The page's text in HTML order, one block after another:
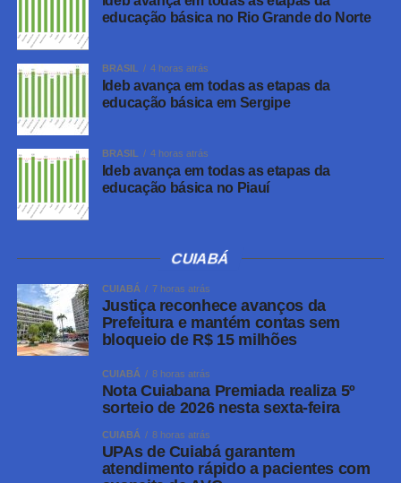
VEJA ESSA RECEITA: Carne seca na morangaFonte:Meu
Sabor
Facebook
Twitter
LinkedIn
Aprenda a como fazer mufins de
abobrinha assado, fica uma delícia
para servir como lanche
educação básica no Rio Grande do Norte
BRASIL 4 horas atrás
Ideb avança em todas as etapas da
educação básica em Sergipe
BRASIL 4 horas atrás
Ideb avança em todas as etapas da
educação básica no Piauí
CUIABÁ
CUIABÁ 7 horas atrás
Justiça reconhece avanços da
Prefeitura e mantém contas sem
bloqueio de R$ 15 milhões
CUIABÁ 8 horas atrás
Nota Cuiabana Premiada realiza 5º
sorteio de 2026 nesta sexta-feira
CUIABÁ 8 horas atrás
UPAs de Cuiabá garantem
atendimento rápido a pacientes com